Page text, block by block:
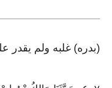
(بدره) غلبه ولم يقدر